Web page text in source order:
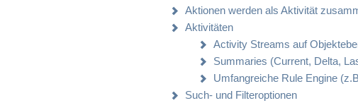
Aktionen werden als Aktivität
Aktivitäten
Activity Streams auf
Summaries (Current, Delta,
Umfangreiche Rule Engine
Such- und Filteroptionen